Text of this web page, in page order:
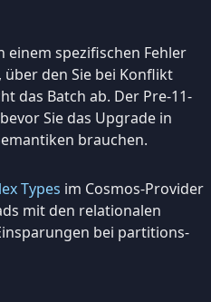
einem spezifischen Fehler
den Sie bei Konflikt
das Batch ab. Der Pre-11-
Sie das Upgrade in
brauchen.
Types im Cosmos-Provider
mit den relationalen
bei partitions-